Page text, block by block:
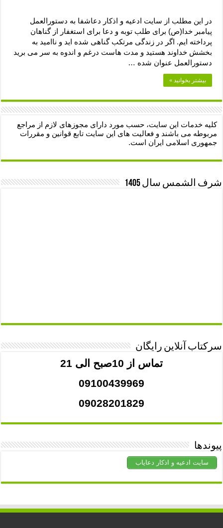
در این مطلب از سایت ادعیه و اذکار دعاشفا به دستورالعمل
پیامبر خدا(ص) برای طلب توبه و دعا برای استغفار از گناهان
پرداخته ایم. اگر در زندگی مرتکب گناهی شده اید و ناامید به
بخشش خداوند هستید و مدت هاست درغم و اندوه به سر می برید
دستورالعمل عنوان شده …
بیشتر بخوانید »
کلیه خدمات این سایت، حسب مورد دارای مجوزهای لازم از مراجع
مربوطه می باشند و فعالیت های این سایت تابع قوانین و مقررات
جمهوری اسلامی ایران است.
شرف الشمس سال 1405
سرکتاب آنلاین رایگان
تماس از 10صبح الی 21
09100439969
09028201829
پیوندها
سایت ادعیه و اذکار دعایاب